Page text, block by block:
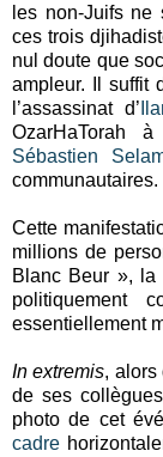
les non-Juifs
ces trois
nul doute que
ampleur. Il suffit
l’assassinat d’
OzarHaTorah
Sébastien
communautaires.
Cette
millions de
Blanc Beur », la
politiquement
essentiellement
In extremis, alors
de ses
photo de cet
cadre